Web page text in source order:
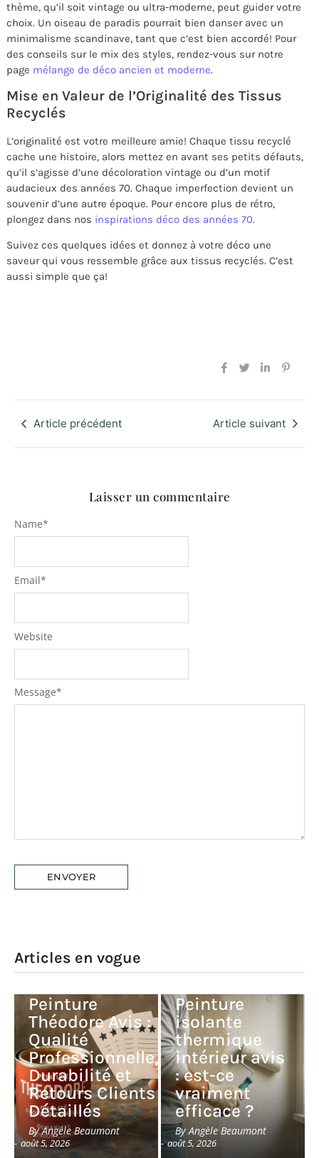
thème, qu’il soit vintage ou ultra-moderne, peut guider votre
choix. Un oiseau de paradis pourrait bien danser avec un
minimalisme scandinave, tant que c’est bien accordé! Pour
des conseils sur le mix des styles, rendez-vous sur notre
page mélange de déco ancien et moderne.
Mise en Valeur de l’Originalité des Tissus
Recyclés
L’originalité est votre meilleure amie! Chaque tissu recyclé
cache une histoire, alors mettez en avant ses petits défauts,
qu’il s’agisse d’une décoloration vintage ou d’un motif
audacieux des années 70. Chaque imperfection devient un
souvenir d’une autre époque. Pour encore plus de rétro,
plongez dans nos inspirations déco des années 70.
Suivez ces quelques idées et donnez à votre déco une
saveur qui vous ressemble grâce aux tissus recyclés. C’est
aussi simple que ça!
Article précédent Article suivant
Laisser un commentaire
Message*
Name*
Email*
Website
Articles en vogue
Peinture
Théodore Avis :
Qualité
Professionnelle,
Durabilité et
Retours Clients
Détaillés
By Angèle Beaumont
- août 5, 2026
Peinture
isolante
thermique
intérieur avis
: est-ce
vraiment
efficace ?
By Angèle Beaumont
- août 5, 2026